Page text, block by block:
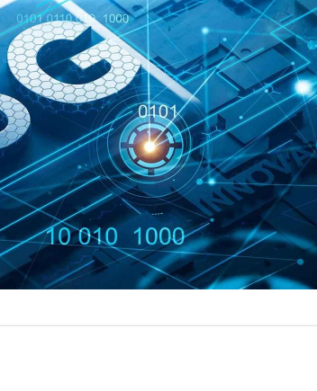
Attacchi hacker e